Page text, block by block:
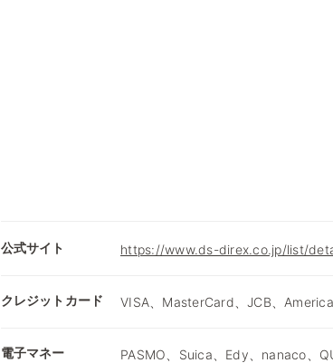
公式サイト https://www.ds-direx.co.jp/list/
クレジットカード VISA、MasterCard、JCB、
電子マネー PASMO、Suica、Edy、nanaco、